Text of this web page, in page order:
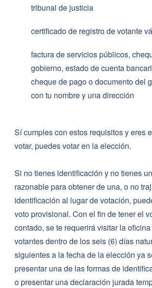
tribunal de justicia
certificado de registro de votante
factura de servicios públicos,
gobierno, estado de cuenta
cheque de pago o documento del
con tu nombre y una dirección
Sí cumples con estos requisitos y eres
votar, puedes votar en la elección.
Si no tienes identificación y no tienes
razonable para obtener de una, o no
identificación al lugar de votación,
voto provisional. Con el fin de tener el
contado, se te requerirá visitar la
votantes dentro de los seis (6) días
siguientes a la fecha de la elección ya
presentar una de las formas de
o presentar una declaración jurada